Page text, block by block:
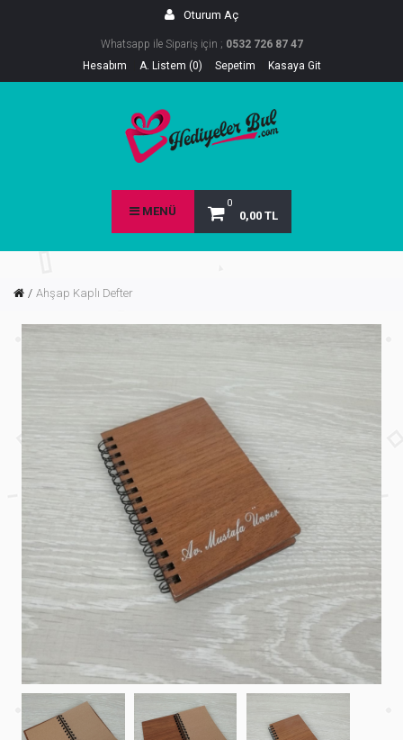
Oturum Aç
Whatsapp ile Sipariş için ; 0532 726 87 47
Hesabım
A. Listem (0) Sepetim Kasaya Git
0
0,00 TL
MENÜ
Ahşap Kaplı Defter